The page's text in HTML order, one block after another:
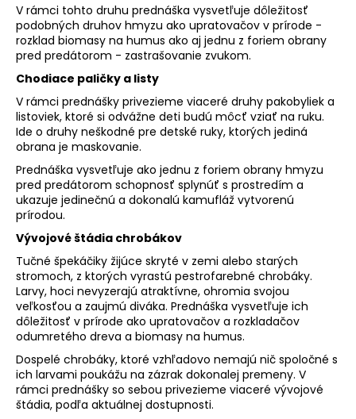
V rámci tohto druhu prednáška vysvetľuje dôležitosť
podobných druhov hmyzu ako upratovačov v prírode -
rozklad biomasy na humus ako aj jednu z foriem obrany
pred predátorom - zastrašovanie zvukom.
Chodiace paličky a listy
V rámci prednášky privezieme viaceré druhy pakobyliek a
listoviek, ktoré si odvážne deti budú môcť vziať na ruku.
Ide o druhy neškodné pre detské ruky, ktorých jediná
obrana je maskovanie.
Prednáška vysvetľuje ako jednu z foriem obrany hmyzu
pred predátorom schopnosť splynúť s prostredím a
ukazuje jedinečnú a dokonalú kamufláž vytvorenú
prírodou.
Vývojové štádia chrobákov
Tučné špekáčiky žijúce skryté v zemi alebo starých
stromoch, z ktorých vyrastú pestrofarebné chrobáky.
Larvy, hoci nevyzerajú atraktívne, ohromia svojou
veľkosťou a zaujmú diváka. Prednáška vysvetľuje ich
dôležitosť v prírode ako upratovačov a rozkladačov
odumretého dreva a biomasy na humus.
Dospelé chrobáky, ktoré vzhľadovo nemajú nič spoločné s
ich larvami poukážu na zázrak dokonalej premeny. V
rámci prednášky so sebou privezieme viaceré vývojové
štádia, podľa aktuálnej dostupnosti.